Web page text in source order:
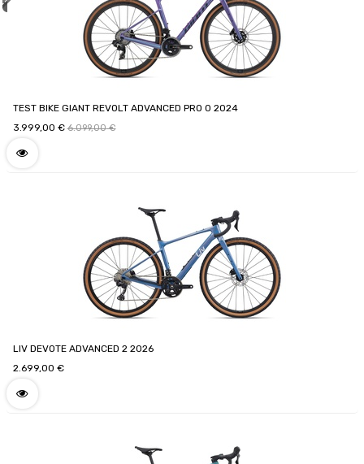
TEST BIKE GIANT REVOLT ADVANCED PRO 0 2024
3.999,00 € 6.099,00€
LIV DEVOTE ADVANCED 2 2026
2.699,00 €